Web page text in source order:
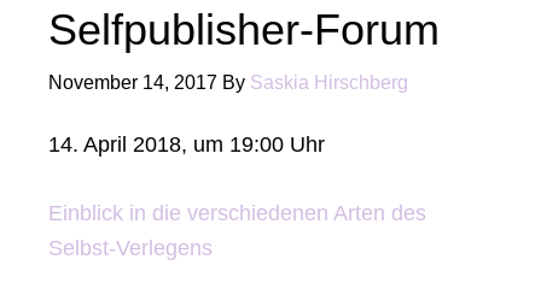
Selfpublisher-Forum
November 14, 2017 By Saskia Hirschberg
14. April 2018, um 19:00 Uhr
Einblick in die verschiedenen Arten des
Selbst-Verlegens